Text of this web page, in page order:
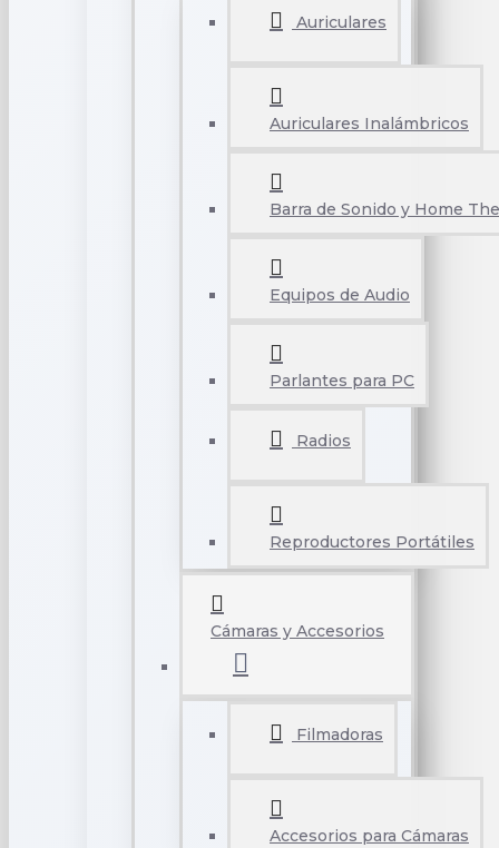
Auriculares
Auriculares Inalámbricos
Barra de Sonido y Home
Equipos de Audio
Parlantes para PC
Radios
Reproductores Portátiles
Cámaras y Accesorios
Filmadoras
Accesorios para Cámaras